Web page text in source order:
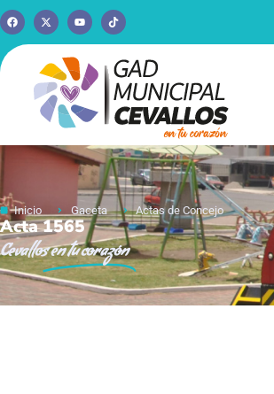
Inicio Gaceta Actas de Concejo
Acta 1565
Cevallosen tu corazón